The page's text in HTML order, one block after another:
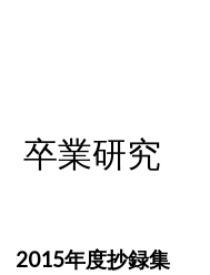
卒業研究
2015年度抄録集